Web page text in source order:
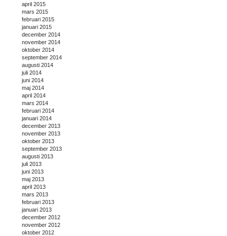
april 2015
mars 2015
februari 2015
januari 2015
december 2014
november 2014
oktober 2014
september 2014
augusti 2014
juli 2014
juni 2014
maj 2014
april 2014
mars 2014
februari 2014
januari 2014
december 2013
november 2013
oktober 2013
september 2013
augusti 2013
juli 2013
juni 2013
maj 2013
april 2013
mars 2013
februari 2013
januari 2013
december 2012
november 2012
oktober 2012